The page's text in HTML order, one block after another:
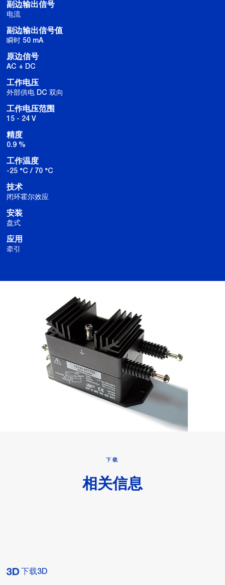
副边输出信号
电流
副边输出信号值
瞬时 50 mA
原边信号
AC + DC
工作电压
外部供电 DC 双向
工作电压范围
15 - 24 V
精度
0.9 %
工作温度
-25 °C / 70 °C
技术
闭环霍尔效应
安装
盘式
应用
牵引
下载
相关信息
下载3D